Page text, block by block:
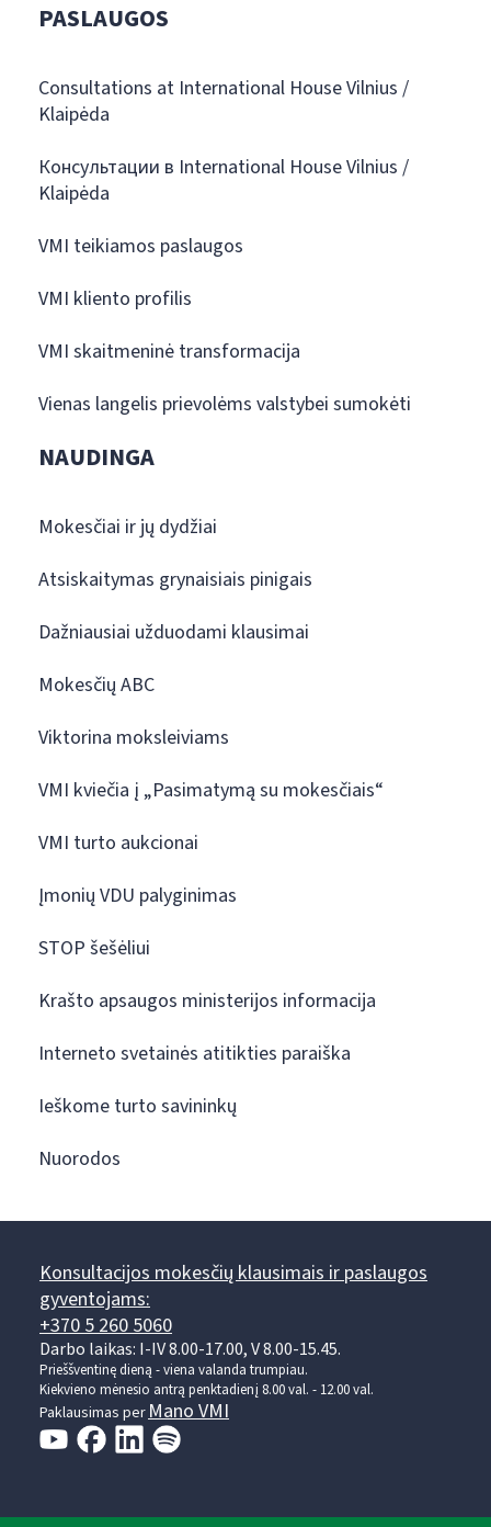
PASLAUGOS
Consultations at International House Vilnius /
Klaipėda
Консультации в International House Vilnius /
Klaipėda
VMI teikiamos paslaugos
VMI kliento profilis
VMI skaitmeninė transformacija
Vienas langelis prievolėms valstybei sumokėti
NAUDINGA
Mokesčiai ir jų dydžiai
Atsiskaitymas grynaisiais pinigais
Dažniausiai užduodami klausimai
Mokesčių ABC
Viktorina moksleiviams
VMI kviečia į „Pasimatymą su mokesčiais“
VMI turto aukcionai
Įmonių VDU palyginimas
STOP šešėliui
Krašto apsaugos ministerijos informacija
Interneto svetainės atitikties paraiška
Ieškome turto savininkų
Nuorodos
Konsultacijos mokesčių klausimais ir paslaugos
gyventojams:
+370 5 260 5060
Darbo laikas: I-IV 8.00-17.00, V 8.00-15.45.
Prieššventinę dieną - viena valanda trumpiau.
Kiekvieno mėnesio antrą penktadienį 8.00 val. - 12.00 val.
Paklausimas perMano VMI